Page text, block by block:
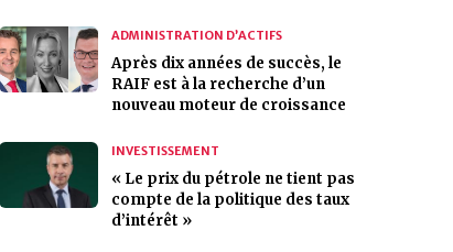
ADMINISTRATION D’ACTIFS
Après dix années de succès, le
RAIF est à la recherche d’un
nouveau moteur de croissance
INVESTISSEMENT
« Le prix du pétrole ne tient pas
compte de la politique des taux
d’intérêt »